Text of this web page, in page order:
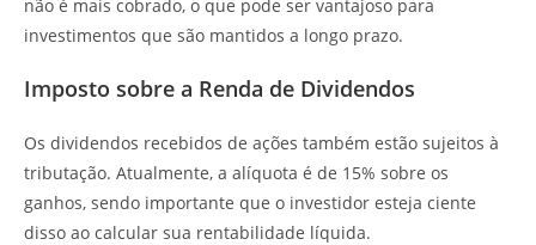
não é mais cobrado, o que pode ser vantajoso para
investimentos que são mantidos a longo prazo.
Imposto sobre a Renda de Dividendos
Os dividendos recebidos de ações também estão sujeitos à
tributação. Atualmente, a alíquota é de 15% sobre os
ganhos, sendo importante que o investidor esteja ciente
disso ao calcular sua rentabilidade líquida.